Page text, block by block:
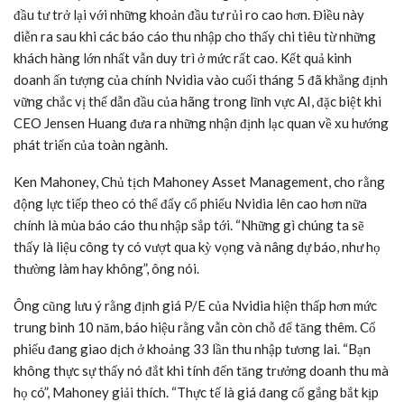
đầu tư trở lại với những khoản đầu tư rủi ro cao hơn. Điều này
diễn ra sau khi các báo cáo thu nhập cho thấy chi tiêu từ những
khách hàng lớn nhất vẫn duy trì ở mức rất cao. Kết quả kinh
doanh ấn tượng của chính Nvidia vào cuối tháng 5 đã khẳng định
vững chắc vị thế dẫn đầu của hãng trong lĩnh vực AI, đặc biệt khi
CEO Jensen Huang đưa ra những nhận định lạc quan về xu hướng
phát triển của toàn ngành.
Ken Mahoney, Chủ tịch Mahoney Asset Management, cho rằng
động lực tiếp theo có thể đẩy cổ phiếu Nvidia lên cao hơn nữa
chính là mùa báo cáo thu nhập sắp tới. “Những gì chúng ta sẽ
thấy là liệu công ty có vượt qua kỳ vọng và nâng dự báo, như họ
thường làm hay không”, ông nói.
Ông cũng lưu ý rằng định giá P/E của Nvidia hiện thấp hơn mức
trung bình 10 năm, báo hiệu rằng vẫn còn chỗ để tăng thêm. Cổ
phiếu đang giao dịch ở khoảng 33 lần thu nhập tương lai. “Bạn
không thực sự thấy nó đắt khi tính đến tăng trưởng doanh thu mà
họ có”, Mahoney giải thích. “Thực tế là giá đang cố gắng bắt kịp